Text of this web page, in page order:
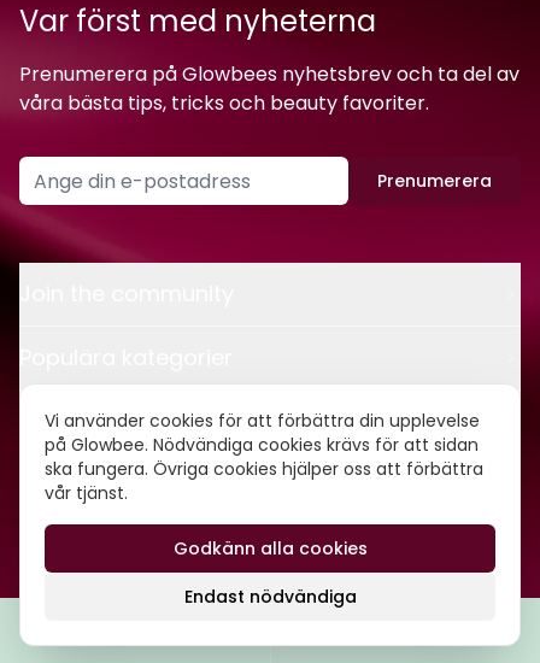
Vi använder cookies för att förbättra din upplevelse
på Glowbee. Nödvändiga cookies krävs för att sidan
ska fungera. Övriga cookies hjälper oss att förbättra
vår tjänst.
Endast nödvändiga
Godkänn alla cookies
Var först med nyheterna
Prenumerera på Glowbees nyhetsbrev och ta del av
våra bästa tips, tricks och beauty favoriter.
Prenumerera
Kontakt
Om oss
©2026Glowbee AB • Org.nr: 559540-5837